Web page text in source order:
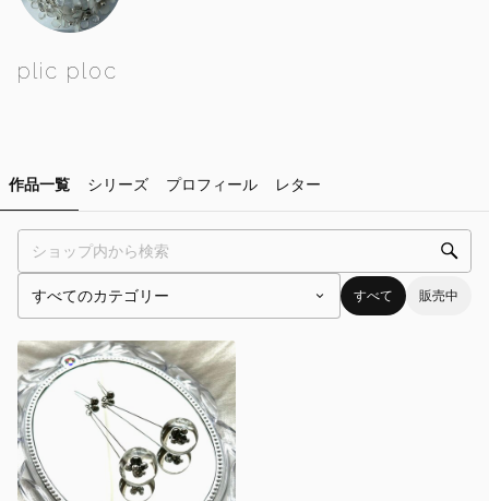
plic ploc
作品一覧 シリーズ プロフィール レター
すべて 販売中